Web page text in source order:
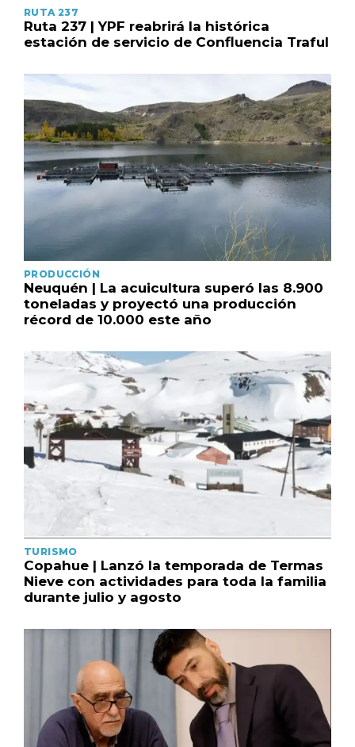
RUTA 237
Ruta 237 | YPF reabrirá la histórica
estación de servicio de Confluencia Traful
PRODUCCIÓN
Neuquén | La acuicultura superó las 8.900
toneladas y proyectó una producción
récord de 10.000 este año
TURISMO
Copahue | Lanzó la temporada de Termas
Nieve con actividades para toda la familia
durante julio y agosto